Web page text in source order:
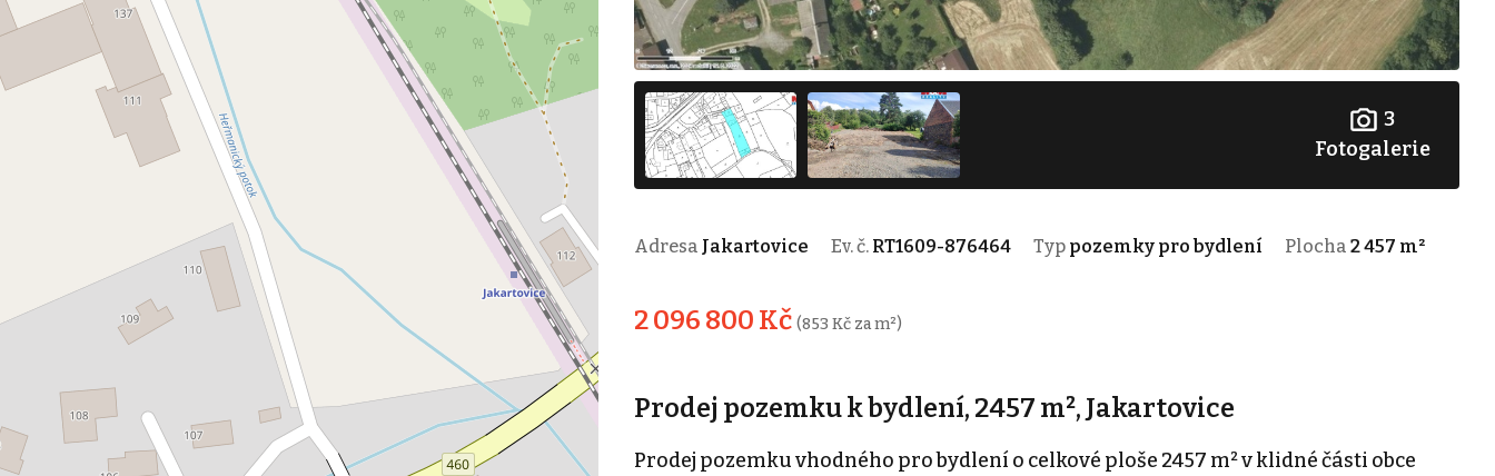
3
Fotogalerie
Adresa Jakartovice Ev. č. RT1609-876464 Typ pozemky pro bydlení Plocha 2 457 m²
2 096 800 Kč (853 Kč za m²)
Prodej pozemku k bydlení, 2457 m², Jakartovice
Prodej pozemku vhodného pro bydlení o celkové ploše 2457 m² v klidné části obce